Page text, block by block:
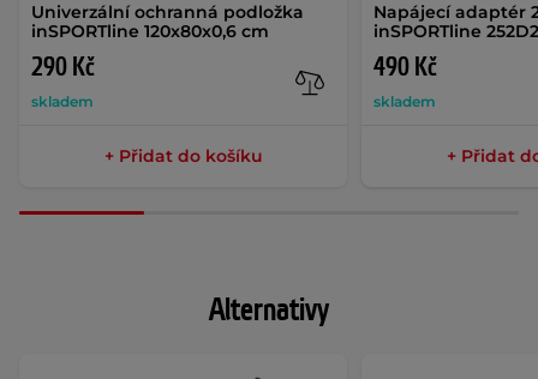
Univerzální ochranná podložka
inSPORTline 120x80x0,6 cm
290 Kč
skladem
+ Přidat do košíku
Napájecí adaptér
inSPORTline
490 Kč
skladem
+ Přidat
Alternativy